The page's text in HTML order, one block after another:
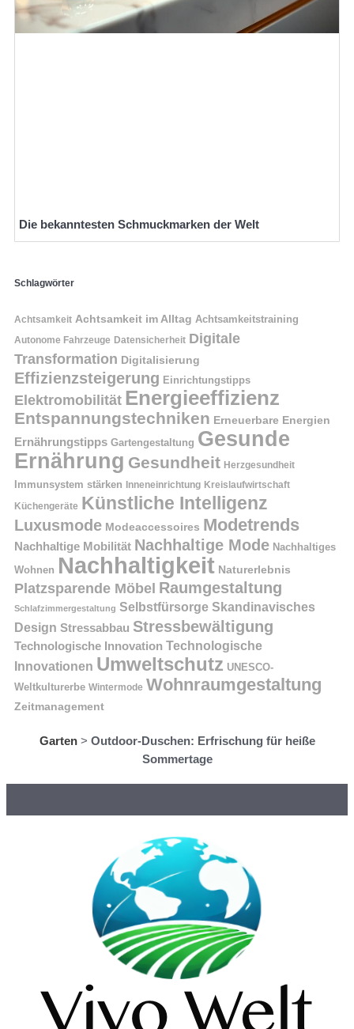
Die bekanntesten Schmuckmarken der Welt
Schlagwörter
Achtsamkeit Achtsamkeit im Alltag Achtsamkeitstraining
Autonome Fahrzeuge Datensicherheit Digitale
Transformation Digitalisierung
Effizienzsteigerung Einrichtungstipps
Elektromobilität Energieeffizienz
Entspannungstechniken Erneuerbare Energien
Ernährungstipps Gartengestaltung Gesunde
Ernährung Gesundheit Herzgesundheit
Immunsystem stärken Inneneinrichtung Kreislaufwirtschaft
Küchengeräte Künstliche Intelligenz
Luxusmode Modeaccessoires Modetrends
Nachhaltige Mobilität Nachhaltige Mode Nachhaltiges
Wohnen Nachhaltigkeit Naturerlebnis
Platzsparende Möbel Raumgestaltung
Schlafzimmergestaltung Selbstfürsorge Skandinavisches
Design Stressabbau Stressbewältigung
Technologische Innovation Technologische
Innovationen Umweltschutz UNESCO-
Weltkulturerbe Wintermode Wohnraumgestaltung
Zeitmanagement
Garten> Outdoor-Duschen: Erfrischung für heiße
Sommertage